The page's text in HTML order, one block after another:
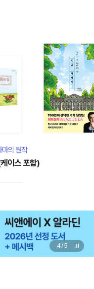
마의 원작
이스 포함)
4/5